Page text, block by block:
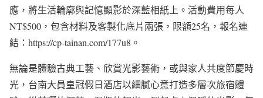
應，將生活輪廓與記憶顯影於深藍相紙上。活動費用每人
NT$500，包含材料及客製化底片兩張，限額25名，報名連
結：https://cp-tainan.com/177u8。
無論是體驗古典工藝、欣賞光影藝術，或與家人共度節慶時
光，台南大員皇冠假日酒店以細膩心意打造多層次旅宿體